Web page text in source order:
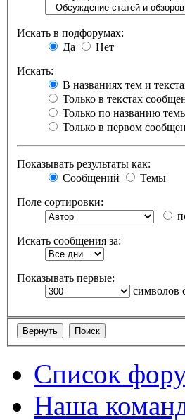
Искать в подфорумах:
Да
Нет
Искать:
В названиях тем и
Только в текстах
Только по названию
Только в первом
Показывать результаты как:
Сообщений
Темы
Поле сортировки:
Искать сообщения за:
Показывать первые:
символов
Список
Наша